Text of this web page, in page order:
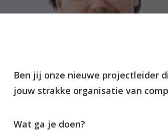
Ben jij onze nieuwe projectleider
jouw strakke organisatie van
Wat ga je doen?